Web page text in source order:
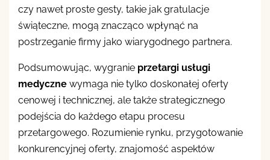
czy nawet proste gesty, takie jak gratulacje
świąteczne, mogą znacząco wpłynąć na
postrzeganie firmy jako wiarygodnego partnera.
Podsumowując, wygranie przetargi usługi
medyczne wymaga nie tylko doskonałej oferty
cenowej i technicznej, ale także strategicznego
podejścia do każdego etapu procesu
przetargowego. Rozumienie rynku, przygotowanie
konkurencyjnej oferty, znajomość aspektów